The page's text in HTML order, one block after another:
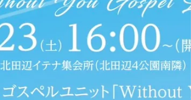
ンファレンスでピアノを教え、キーボーディスト
として奉仕。2018年に来日後は、教会や学校、
ベントで幅広く演奏活動を展開中。現在、大阪シ
オン教会の音楽宣教師としても活躍。 •割石孝（
りいし たかし／トランペット） 大阪生まれ、
阪育ち。子どもの頃にトランペットと出会い独学
トに衝撃を受けジャズに傾倒。現在は関西を中心